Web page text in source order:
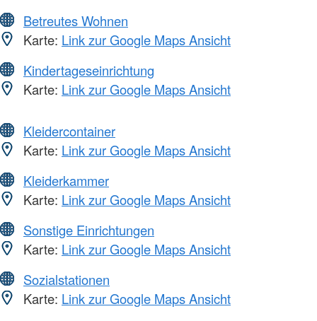
Betreutes Wohnen
Karte: Link zur Google Maps Ansicht
Kindertageseinrichtung
Karte: Link zur Google Maps Ansicht
Kleidercontainer
Karte: Link zur Google Maps Ansicht
Kleiderkammer
Karte: Link zur Google Maps Ansicht
Sonstige Einrichtungen
Karte: Link zur Google Maps Ansicht
Sozialstationen
Karte: Link zur Google Maps Ansicht